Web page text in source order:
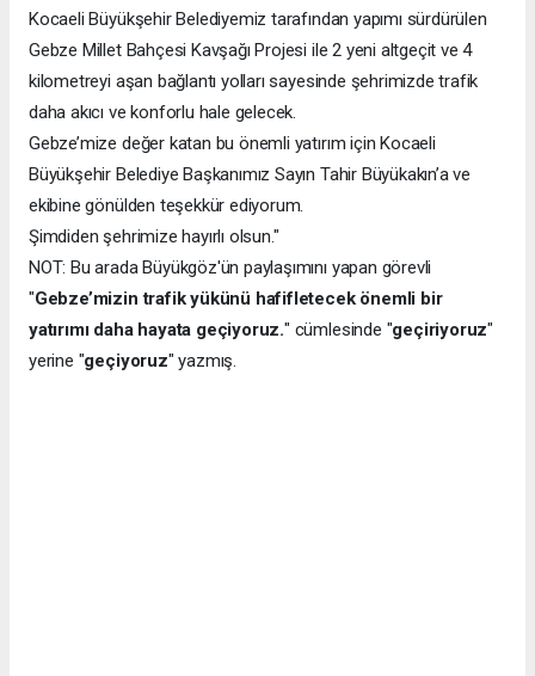
Kocaeli Büyükşehir Belediyemiz tarafından yapımı sürdürülen
Gebze Millet Bahçesi Kavşağı Projesi ile 2 yeni altgeçit ve 4
kilometreyi aşan bağlantı yolları sayesinde şehrimizde trafik
daha akıcı ve konforlu hale gelecek.
Gebze’mize değer katan bu önemli yatırım için Kocaeli
Büyükşehir Belediye Başkanımız Sayın Tahir Büyükakın’a ve
ekibine gönülden teşekkür ediyorum.
Şimdiden şehrimize hayırlı olsun."
NOT: Bu arada Büyükgöz'ün paylaşımını yapan görevli
"Gebze’mizin trafik yükünü hafifletecek önemli bir
yatırımı daha hayata geçiyoruz." cümlesinde "geçiriyoruz"
yerine "geçiyoruz" yazmış.